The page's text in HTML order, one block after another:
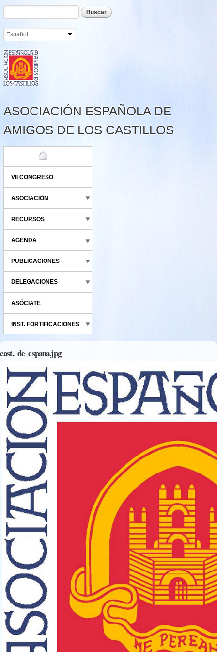
Pasar al
contenido
Formulario de búsqueda
Buscar
ASOCIACIÓN ESPAÑOLA DE
AMIGOS DE LOS CASTILLOS
VII CONGRESO
ASOCIACIÓN
RECURSOS
AGENDA
PUBLICACIONES
DELEGACIONES
ASÓCIATE
INST. FORTIFICACIONES
cast._de_espana.jpg